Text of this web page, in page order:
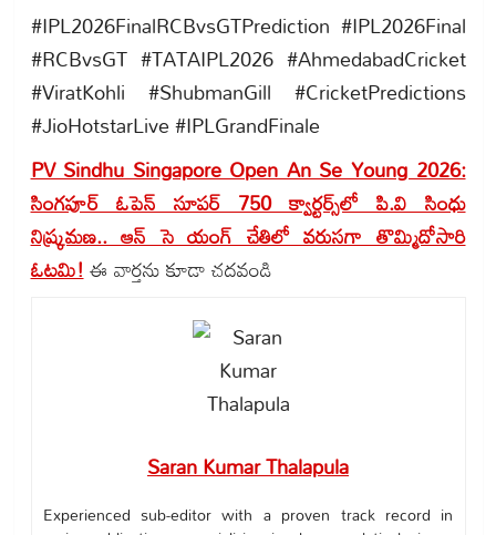
#IPL2026FinalRCBvsGTPrediction #IPL2026Final
#RCBvsGT #TATAIPL2026 #AhmedabadCricket
#ViratKohli #ShubmanGill #CricketPredictions
#JioHotstarLive #IPLGrandFinale
PV Sindhu Singapore Open An Se Young 2026:
సింగపూర్‌ ఓపెన్‌ సూపర్‌ 750 క్వార్టర్స్‌లో పి.వి సింధు
నిష్క్రమణ.. ఆన్‌ సె యంగ్ చేతిలో వరుసగా తొమ్మిదోసారి
ఓటమి!ఈ వార్తను కూడా చదవండి
Saran Kumar Thalapula
Experienced sub-editor with a proven track record in